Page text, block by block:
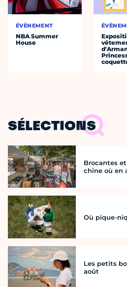
ÉVÈNEMENT
NBA Summer
House
SÉLECTIONS
Brocantes
chine où en
Où pique-
Les petits
août